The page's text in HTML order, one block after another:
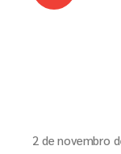
2 de novembro